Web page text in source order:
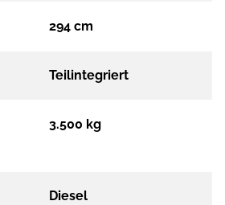
294 cm
Teilintegriert
3.500 kg
Diesel